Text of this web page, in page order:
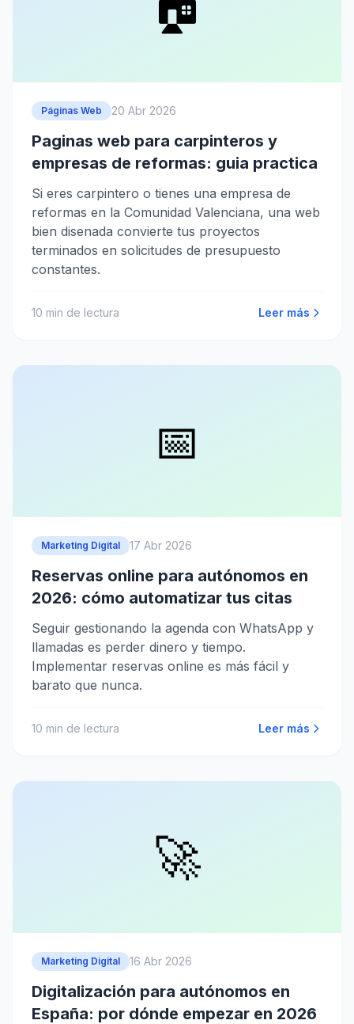
Páginas Web 20 Abr 2026
Paginas web para carpinteros y
empresas de reformas: guia practica
Si eres carpintero o tienes una empresa de
reformas en la Comunidad Valenciana, una web
bien disenada convierte tus proyectos
terminados en solicitudes de presupuesto
constantes.
10 min de lectura Leer más
📅
Marketing Digital 17 Abr 2026
Reservas online para autónomos en
2026: cómo automatizar tus citas
Seguir gestionando la agenda con WhatsApp y
llamadas es perder dinero y tiempo.
Implementar reservas online es más fácil y
barato que nunca.
10 min de lectura Leer más
🚀
Marketing Digital 16 Abr 2026
Digitalización para autónomos en
España: por dónde empezar en 2026